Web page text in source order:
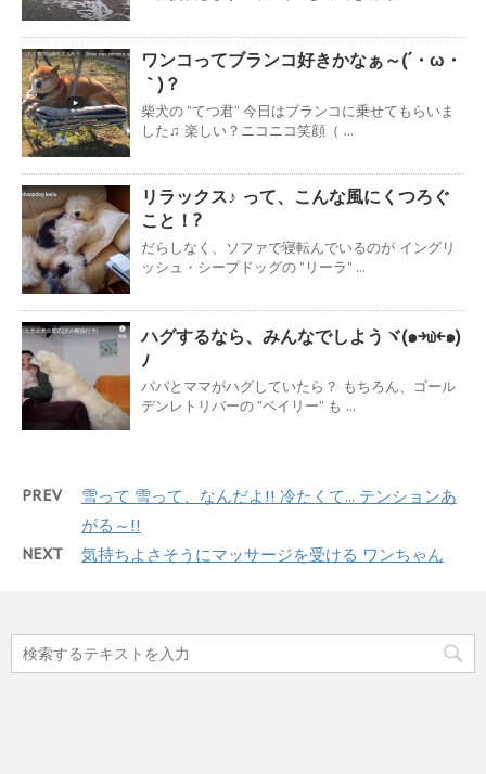
ワンコってブランコ好きかなぁ～(´・ω・
｀)？
柴犬の ”てつ君” 今日はブランコに乗せてもらいま
した♫ 楽しい？ニコニコ笑顔（ ...
リラックス♪ って、こんな風にくつろぐ
こと！?
だらしなく、ソファで寝転んでいるのが イングリ
ッシュ・シープドッグの ”リーラ” ...
ハグするなら、みんなでしようヾ(๑￫௰￩๑)
ﾉ
パパとママがハグしていたら？ もちろん、ゴール
デンレトリバーの ”ベイリー” も ...
PREV
雪って 雪って、なんだよ!! 冷たくて... テンションあ
がる～!!
NEXT 気持ちよさそうにマッサージを受ける ワンちゃん